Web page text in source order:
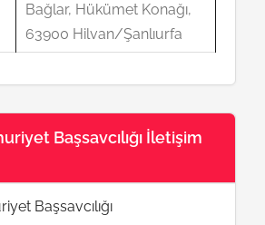
Bağlar, Hükümet Konağı,
63900 Hilvan/Şanlıurfa
Başsavcılığı İletişim
Başsavcılığı